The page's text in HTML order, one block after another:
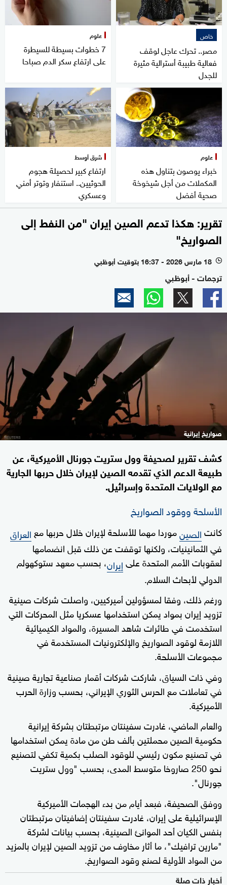
خاص
مصر.. تحرك عاجل لوقف
فعالية طبيبة أسترالية مثيرة
للجدل
علوم
7 خطوات بسيطة للسيطرة
على ارتفاع سكر الدم صباحا
علوم
خبراء يوصون بتناول هذه
المكملات من أجل شيخوخة
صحية أفضل
شرق أوسط
ارتفاع كبير لحصيلة هجوم
الحوثيين.. استنفار وتوتر أمني
وعسكري
تقرير: هكذا تدعم الصين إيران "من النفط إلى
الصواريخ"
l 18 مارس 2026 - 16:37 بتوقيت أبوظبي
ترجمات - أبوظبي
صواريخ إيرانية
كشف تقرير لصحيفة وول ستريت جورنال الأميركية، عن
طبيعة الدعم الذي تقدمه الصين لإيران خلال حربها الجارية
مع الولايات المتحدة وإسرائيل.
الأسلحة ووقود الصواريخ
كانتالصينموردا مهما للأسلحة لإيران خلال حربها مع العراق
في الثمانينيات، ولكنها توقفت عن ذلك قبل انضمامها
لعقوبات الأمم المتحدة علىإيران، بحسب معهد ستوكهولم
الدولي لأبحاث السلام.
ورغم ذلك، وفقا لمسؤولين أميركيين، واصلت شركات صينية
تزويد إيران بمواد يمكن استخدامها عسكريا مثل المحركات التي
استخدمت في طائرات شاهد المسيرة، والمواد الكيميائية
اللازمة لوقود الصواريخ والإلكترونيات المستخدمة في
مجموعات الأسلحة.
وفي ذات السياق، شاركت شركات أقمار صناعية تجارية صينية
في تعاملات مع الحرس الثوري الإيراني، بحسب وزارة الحرب
الأميركية.
والعام الماضي، غادرت سفينتان مرتبطتان بشركة إيرانية
حكومية الصين محملتين بألف طن من مادة يمكن استخدامها
في تصنيع مكون رئيسي للوقود الصلب بكمية تكفي لتصنيع
نحو 250 صاروخا متوسط المدى، بحسب "وول ستريت
جورنال".
ووفق الصحيفة، فبعد أيام من بدء الهجمات الأميركية
الإسرائيلية على إيران، غادرت سفينتان إضافيتان مرتبطتان
بنفس الكيان أحد الموانئ الصينية، بحسب بيانات لشركة
"مارين ترافيك"، ما أثار مخاوف من تزويد الصين لإيران بالمزيد
من المواد الأولية لصنع وقود الصواريخ.
أخبار ذات صلة